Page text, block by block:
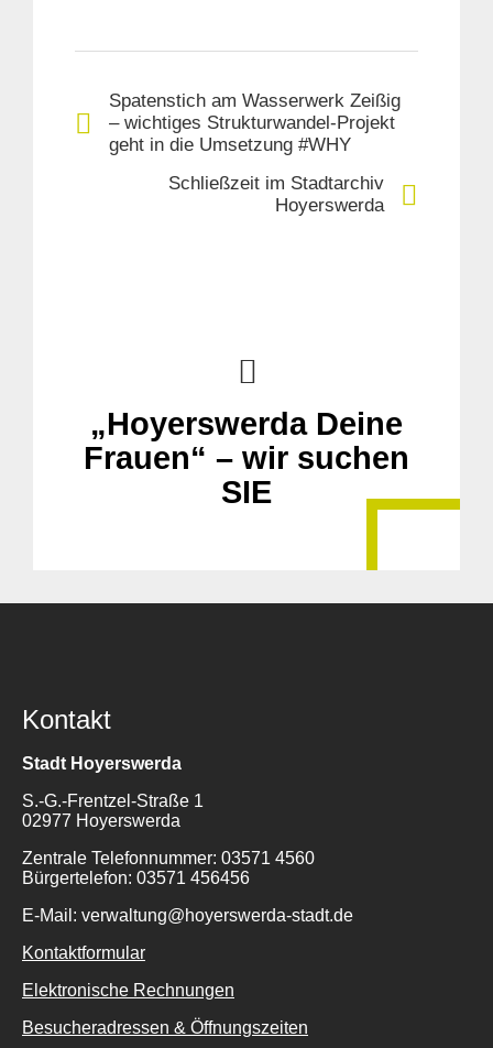
Spatenstich am Wasserwerk Zeißig
– wichtiges Strukturwandel-Projekt
geht in die Umsetzung #WHY
Schließzeit im Stadtarchiv
Hoyerswerda
„Hoyerswerda Deine
Frauen“ – wir suchen
SIE
Kontakt
Stadt Hoyerswerda
S.-G.-Frentzel-Straße 1
02977 Hoyerswerda
Zentrale Telefonnummer: 03571 4560
Bürgertelefon: 03571 456456
E-Mail: verwaltung@hoyerswerda-stadt.de
Kontaktformular
Elektronische Rechnungen
Besucheradressen & Öffnungszeiten